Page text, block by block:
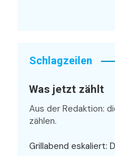
Schlagzeilen
Was jetzt zählt
Aus der Redaktion:
zählen.
Grillabend eskaliert: